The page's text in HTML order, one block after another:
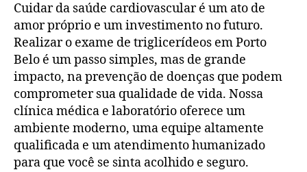
Cuidar da saúde cardiovascular é um ato de
amor próprio e um investimento no futuro.
Realizar o exame de triglicerídeos em Porto
Belo é um passo simples, mas de grande
impacto, na prevenção de doenças que podem
comprometer sua qualidade de vida. Nossa
clínica médica e laboratório oferece um
ambiente moderno, uma equipe altamente
qualificada e um atendimento humanizado
para que você se sinta acolhido e seguro.